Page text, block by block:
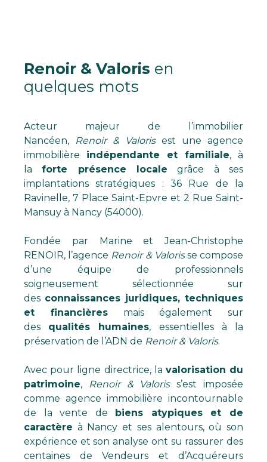
Renoir & Valoris en
quelques mots
Acteur majeur de l’immobilier
Nancéen,
Renoir & Valorisest une agence
immobilière indépendante et familiale, à
laforte présence locale grâce à ses
implantations stratégiques : 36 Rue de la
Ravinelle, 7 Place Saint-Epvre et 2 Rue Saint-
Mansuy à Nancy (54000).
Fondée par Marine et Jean-Christophe
RENOIR, l’agence Renoir & Valorisse compose
d’une équipe de professionnels
soigneusement sélectionnée sur
des connaissances juridiques, techniques
et financièresmais également sur
des qualités humaines, essentielles à la
préservation de l’ADN de Renoir & Valoris.
Avec pour ligne directrice, la valorisation du
patrimoine, Renoir & Valoriss’est imposée
comme agence immobilière incontournable
de la vente de biens atypiques et de
caractère à Nancy et ses alentours, où son
expérience et son analyse ont su rassurer des
centaines de Vendeurs et d’Acquéreurs